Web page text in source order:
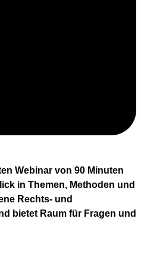
Webinar von 90 Minuten
in Themen, Methoden und
Rechts- und
bietet Raum für Fragen und